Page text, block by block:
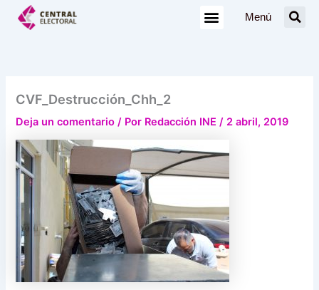
Menú
CVF_Destrucción_Chh_2
Deja un comentario / Por Redacción INE/ 2 abril, 2019